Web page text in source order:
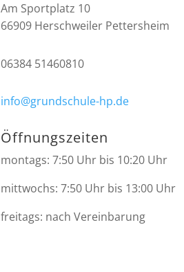
Am Sportplatz 10
66909 Herschweiler Pettersheim
06384 51460810
info@grundschule-hp.de
Öffnungszeiten
montags: 7:50 Uhr bis 10:20 Uhr
mittwochs: 7:50 Uhr bis 13:00 Uhr
freitags: nach Vereinbarung